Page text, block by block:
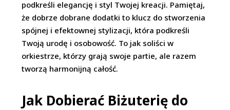
podkreśli elegancję i styl Twojej kreacji. Pamiętaj,
że dobrze dobrane dodatki to klucz do stworzenia
spójnej i efektownej stylizacji, która podkreśli
Twoją urodę i osobowość. To jak soliści w
orkiestrze, którzy grają swoje partie, ale razem
tworzą harmonijną całość.
Jak Dobierać Biżuterię do